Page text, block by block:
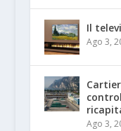
Il
Ago 3,
Ago 3,